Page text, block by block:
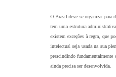
O Brasil deve se organizar para
tem uma estrutura
existem exceções à regra, que
intelectual seja usada na sua
prescindindo
ainda precisa ser desenvolvida.